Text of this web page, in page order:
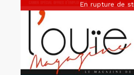
En rupture de